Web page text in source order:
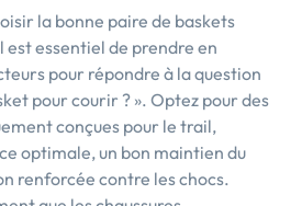
la bonne paire de baskets
essentiel de prendre en
pour répondre à la question
pour courir ? ». Optez pour des
conçues pour le trail,
optimale, un bon maintien du
renforcée contre les chocs.